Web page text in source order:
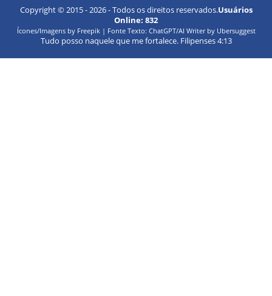
Copyright © 2015 -2026- Todos os direitos reservados.Usuários
Online: 832
Ícones/Imagens by Freepik | Fonte Texto: ChatGPT/AI Writer by Ubersuggest
Tudo posso naquele que me fortalece. Filipenses 4:13